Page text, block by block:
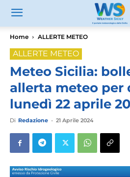
Home ALLERTE METEO
ALLERTE METEO
Meteo Sicilia:
allerta meteo per
lunedì 22 aprile
Di Redazione - 21 Aprile 2024